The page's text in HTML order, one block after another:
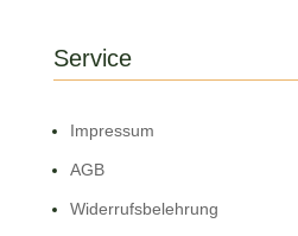
Service
Impressum
AGB
Widerrufsbelehrung